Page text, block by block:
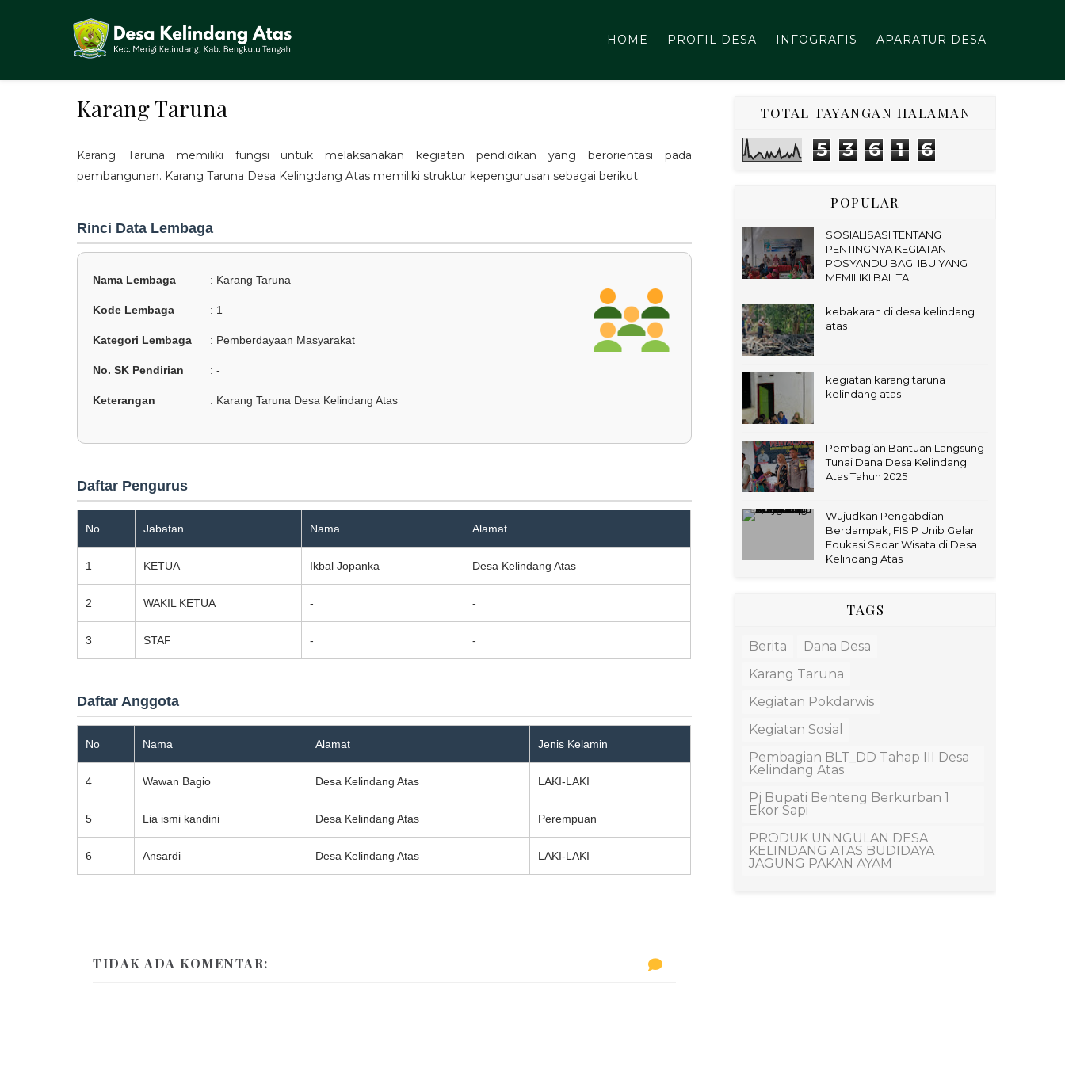
HOME PROFIL DESA INFOGRAFIS APARATUR DESA
Karang Taruna
Karang Taruna memiliki fungsi untuk melaksanakan kegiatan pendidikan yang berorientasi pada
pembangunan. Karang Taruna Desa Kelingdang Atas memiliki struktur kepengurusan sebagai berikut:
Rinci Data Lembaga
Nama Lembaga : Karang Taruna
Kode Lembaga : 1
Kategori Lembaga : Pemberdayaan Masyarakat
No. SK Pendirian : -
Keterangan : Karang Taruna Desa Kelindang Atas
Daftar Pengurus
No Jabatan Nama Alamat
1 KETUA Ikbal Jopanka Desa Kelindang Atas
2 WAKIL KETUA - -
3 STAF - -
Daftar Anggota
No Nama Alamat Jenis Kelamin
4 Wawan Bagio Desa Kelindang Atas LAKI-LAKI
5 Lia ismi kandini Desa Kelindang Atas Perempuan
6 Ansardi Desa Kelindang Atas LAKI-LAKI
TIDAK ADA KOMENTAR:
TOTAL TAYANGAN HALAMAN
5 3 6 1 6
POPULAR
SOSIALISASI TENTANG
PENTINGNYA KEGIATAN
POSYANDU BAGI IBU YANG
MEMILIKI BALITA
kebakaran di desa kelindang
atas
kegiatan karang taruna
kelindang atas
Pembagian Bantuan Langsung
Tunai Dana Desa Kelindang
Atas Tahun 2025
Wujudkan Pengabdian
Berdampak, FISIP Unib Gelar
Edukasi Sadar Wisata di Desa
Kelindang Atas
TAGS
Berita
Dana Desa
Karang Taruna
Kegiatan Pokdarwis
Kegiatan Sosial
Pembagian BLT_DD Tahap III Desa
Kelindang Atas
Pj Bupati Benteng Berkurban 1
Ekor Sapi
PRODUK UNNGULAN DESA
KELINDANG ATAS BUDIDAYA
JAGUNG PAKAN AYAM